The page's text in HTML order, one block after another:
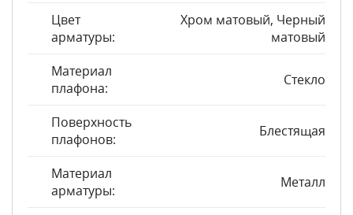
Цвет
арматуры:
Хром матовый, Черный
матовый
Материал
плафона:
Стекло
Поверхность
плафонов:
Блестящая
Материал
арматуры:
Металл